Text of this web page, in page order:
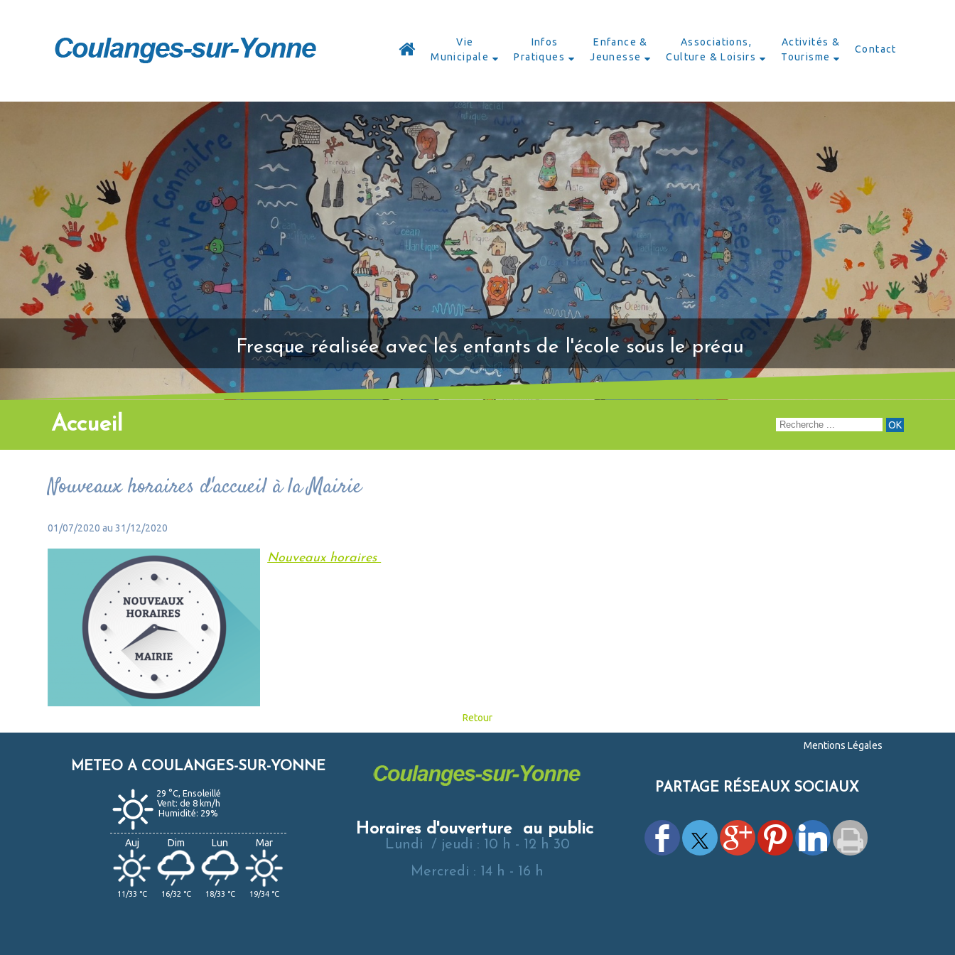
Vie
Municipale
Infos
Pratiques
Enfance &
Jeunesse
Associations,
Culture & Loisirs
Activités &
Tourisme
Contact
Fresque réalisée avec les enfants de l'école sous le préau
"Venez à notre
Accueil
Nouveaux horaires d'accueil à la Mairie
01/07/2020 au 31/12/2020
Nouveaux horaires
Retour
METEO A COULANGES-SUR-YONNE
29 °C, Ensoleillé
Vent: de 8 km/h
Humidité: 29%
Auj
11/33 °C
Dim
16/32 °C
Lun
18/33 °C
Mar
19/34 °C
Horaires d'ouverture au public
Lundi / jeudi : 10 h - 12 h 30
Mercredi : 14 h - 16 h
Mentions Légales
PARTAGE RÉSEAUX SOCIAUX